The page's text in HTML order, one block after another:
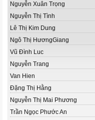
Nguyễn Xuân Trọng
Nguyễn Thị Tình
Lê Thị Kim Dung
Ngô Thị HươngGiang
Vũ Đình Luc
Nguyễn Trang
Van Hien
Đặng Thị Hằng
Nguyễn Thị Mai Phương
Trần Ngọc Phước An